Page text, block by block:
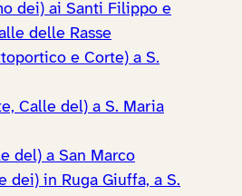
dei) ai Santi Filippo e
delle Rasse
e Corte) a S.
Calle del) a S. Maria
del) a San Marco
dei) in Ruga Giuffa, a S.